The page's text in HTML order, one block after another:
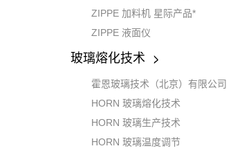
ZIPPE 加料机 星际产品*
ZIPPE 液面仪
玻璃熔化技术
霍恩玻璃技术（北京）有限公司
HORN 玻璃熔化技术
HORN 玻璃生产技术
HORN 玻璃温度调节